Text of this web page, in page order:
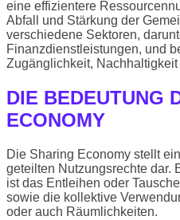
eine effizientere
Abfall und Stärkung der
verschiedene Sektoren,
Finanzdienstleistungen, und
Zugänglichkeit,
DIE BEDEUTUNG
ECONOMY
Die Sharing Economy stellt
geteilten Nutzungsrechte dar.
ist das Entleihen oder
sowie die kollektive
oder auch Räumlichkeiten.